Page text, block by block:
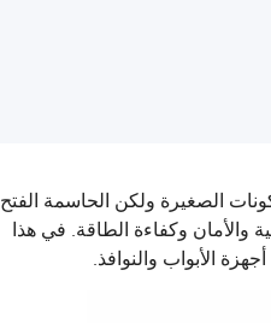
الصغيرة ولكن الحاسمة الفتح
والأمان وكفاءة الطاقة. في هذا
الأبواب والنوافذ.